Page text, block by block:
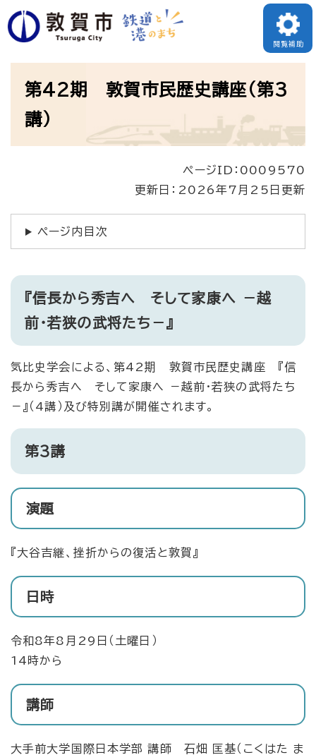
ペ
ー
で
閲覧補助
第42期 敦賀市民歴史講座（第3
講）
ページID：0009570
更新日：2026年7月25日更新
ページ内目次
『信長から秀吉へ ​そして家康へ －​越
前・若狭の武将たち －​ 』
気比史学会による、第42期 敦賀市民歴史講座 『信
長から秀吉へ そして家康へ －越前・若狭の武将たち
－』（4講）及び特別講が開催されます。
第3講
演題
『大谷吉継、挫折からの復活と敦賀』
日時
令和8年8月29日（土曜日）
14時から
講師
大手前大学国際日本学部 講師 石畑 匡基（こくはた ま